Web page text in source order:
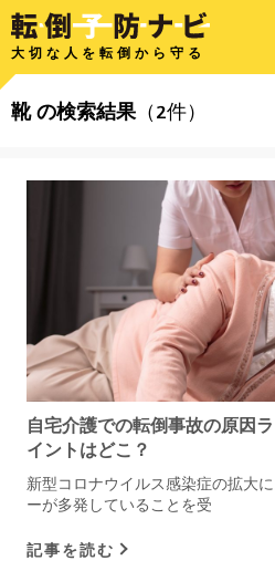
大切な人を転倒から守る
靴の検索結果 （2件）
自宅介護での転倒事故の原因
イントはどこ？
新型コロナウイルス感染症の拡大
ーが多発していることを受
記事を読む